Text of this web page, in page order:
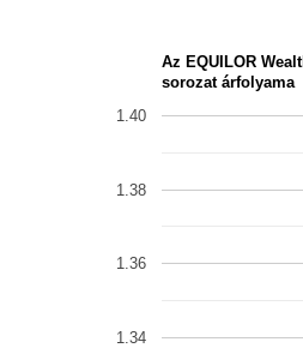
Az EQUILOR
sorozat árfolyama
1.34
1.36
1.38
1.40